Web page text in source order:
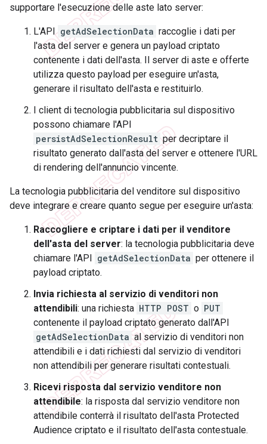
supportare l'esecuzione delle aste lato server:
L'API getAdSelectionData raccoglie i dati per
l'asta del server e genera un payload criptato
contenente i dati dell'asta. Il server di aste e offerte
utilizza questo payload per eseguire un'asta,
generare il risultato dell'asta e restituirlo.
I client di tecnologia pubblicitaria sul dispositivo
possono chiamare l'API
persistAdSelectionResult per decriptare il
risultato generato dall'asta del server e ottenere l'URL
di rendering dell'annuncio vincente.
La tecnologia pubblicitaria del venditore sul dispositivo
deve integrare e creare quanto segue per eseguire un'asta:
Raccogliere e criptare i dati per il venditore
dell'asta del server: la tecnologia pubblicitaria deve
chiamare l'API getAdSelectionData per ottenere il
payload criptato.
Invia richiesta al servizio di venditori non
attendibili: una richiesta HTTP POST o PUT
contenente il payload criptato generato dall'API
getAdSelectionData al servizio di venditori non
attendibili e i dati richiesti dal servizio di venditori
non attendibili per generare risultati contestuali.
Ricevi risposta dal servizio venditore non
attendibile: la risposta dal servizio venditore non
attendibile conterrà il risultato dell'asta Protected
Audience criptato e il risultato dell'asta contestuale.